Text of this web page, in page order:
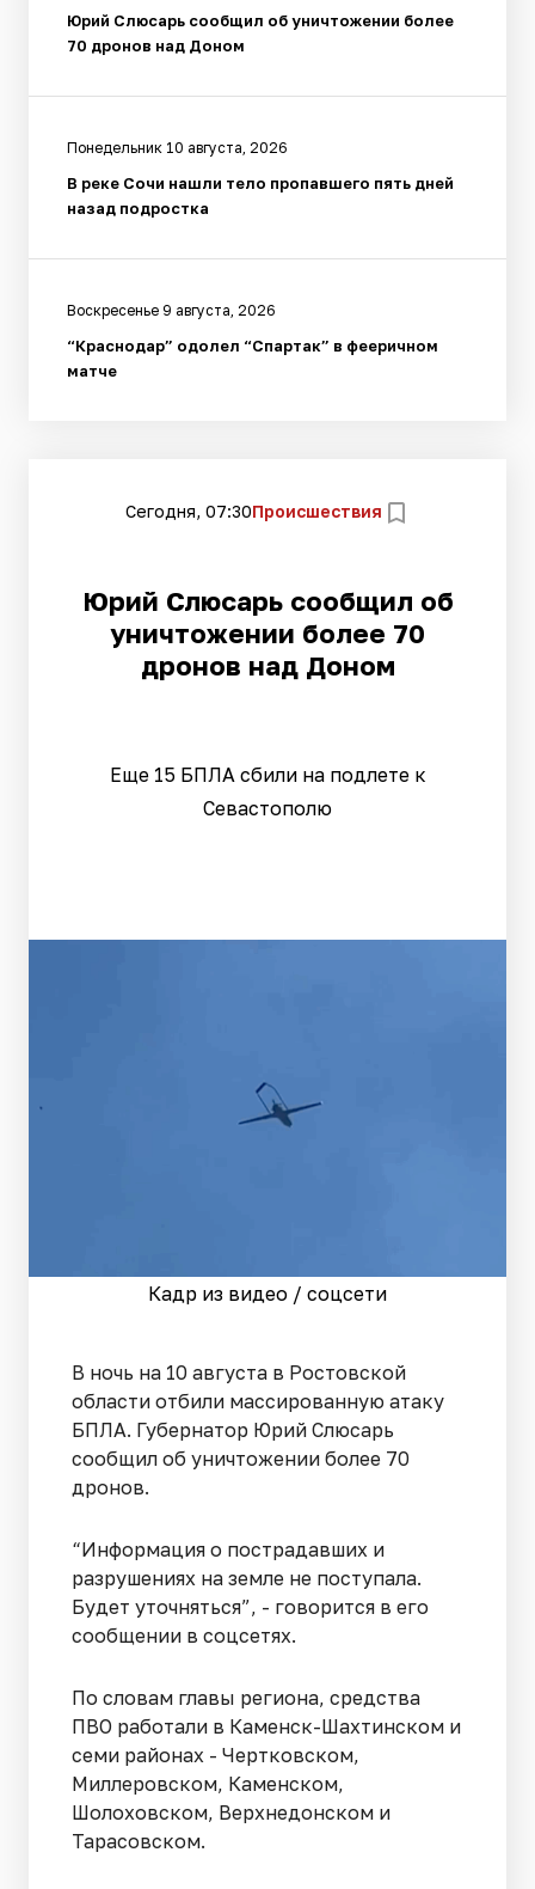
Юрий Слюсарь сообщил об уничтожении более
70 дронов над Доном
Понедельник 10 августа, 2026
В реке Сочи нашли тело пропавшего пять дней
назад подростка
Воскресенье 9 августа, 2026
“Краснодар” одолел “Спартак” в фееричном
матче
Сегодня, 07:30Происшествия
Юрий Слюсарь сообщил об
уничтожении более 70
дронов над Доном
Еще 15 БПЛА сбили на подлете к
Севастополю
Кадр из видео / соцсети
В ночь на 10 августа в Ростовской
области отбили массированную атаку
БПЛА. Губернатор Юрий Слюсарь
сообщил об уничтожении более 70
дронов.
“Информация о пострадавших и
разрушениях на земле не поступала.
Будет уточняться”, - говорится в его
сообщении в соцсетях.
По словам главы региона, средства
ПВО работали в Каменск-Шахтинском и
семи районах - Чертковском,
Миллеровском, Каменском,
Шолоховском, Верхнедонском и
Тарасовском.